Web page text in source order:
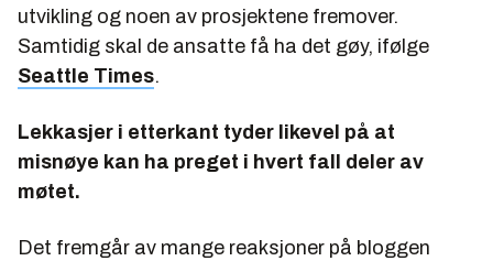
utvikling og noen av prosjektene fremover.
Samtidig skal de ansatte få ha det gøy, ifølge
Seattle Times.
Lekkasjer i etterkant tyder likevel på at
misnøye kan ha preget i hvert fall deler av
møtet.
Det fremgår av mange reaksjoner på bloggen